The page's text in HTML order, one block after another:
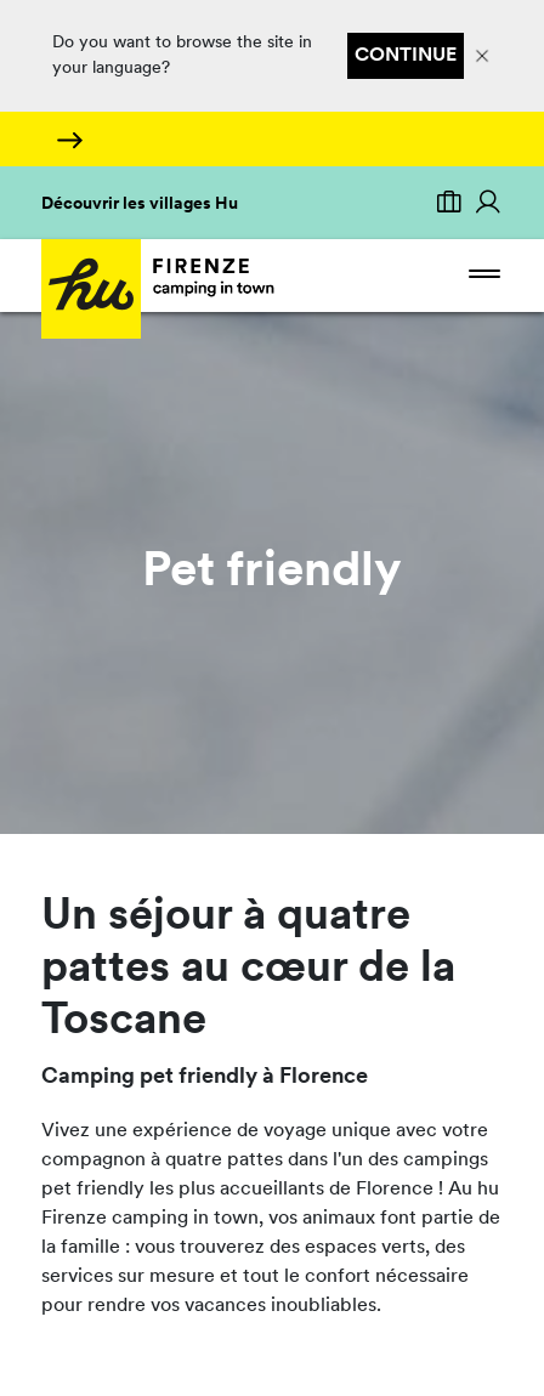
Do you want to browse the site in
your language?
CONTINUE
Découvrir les villages Hu
Pet friendly
Un séjour à quatre
pattes au cœur de la
Toscane
Camping pet friendly à Florence
Vivez une expérience de voyage unique avec votre
compagnon à quatre pattes dans l'un des campings
pet friendly les plus accueillants de Florence ! Au hu
Firenze camping in town, vos animaux font partie de
la famille : vous trouverez des espaces verts, des
services sur mesure et tout le confort nécessaire
pour rendre vos vacances inoubliables.